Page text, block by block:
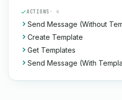
ACTIONS · 4
Send Message (Without
Create Template
Get Templates
Send Message (With